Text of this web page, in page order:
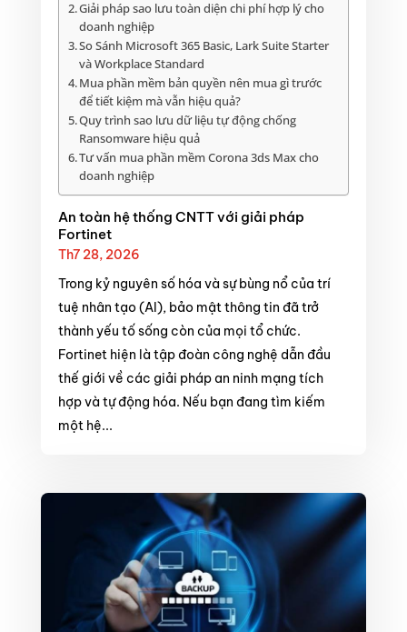
Giải pháp sao lưu toàn diện chi phí hợp lý cho
doanh nghiệp
So Sánh Microsoft 365 Basic, Lark Suite Starter
và Workplace Standard
Mua phần mềm bản quyền nên mua gì trước
để tiết kiệm mà vẫn hiệu quả?
Quy trình sao lưu dữ liệu tự động chống
Ransomware hiệu quả
Tư vấn mua phần mềm Corona 3ds Max cho
doanh nghiệp
An toàn hệ thống CNTT với giải pháp
Fortinet
Th7 28, 2026
Trong kỷ nguyên số hóa và sự bùng nổ của trí
tuệ nhân tạo (AI), bảo mật thông tin đã trở
thành yếu tố sống còn của mọi tổ chức.
Fortinet hiện là tập đoàn công nghệ dẫn đầu
thế giới về các giải pháp an ninh mạng tích
hợp và tự động hóa. Nếu bạn đang tìm kiếm
một hệ...